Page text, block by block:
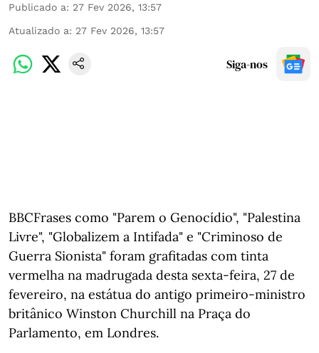
Publicado a: 27 Fev 2026, 13:57
Atualizado a: 27 Fev 2026, 13:57
Siga-nos
BBCFrases como "Parem o Genocídio", "Palestina
Livre", "Globalizem a Intifada" e "Criminoso de
Guerra Sionista" foram grafitadas com tinta
vermelha na madrugada desta sexta-feira, 27 de
fevereiro, na estátua do antigo primeiro-ministro
britânico Winston Churchill na Praça do
Parlamento, em Londres.